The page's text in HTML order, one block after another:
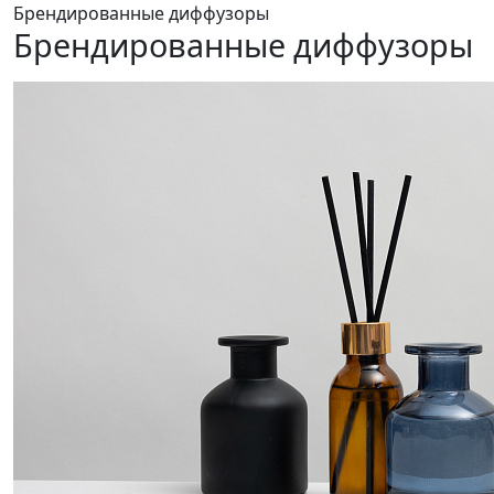
Брендированные диффузоры
Брендированные диффузоры